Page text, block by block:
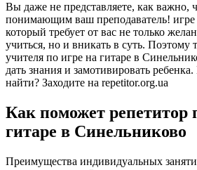
Вы даже не представляете, как
понимающим ваш преподаватель! игре
который требует от вас не только
учиться, но и вникать в суть. Поэтому
учителя по игре на гитаре в
дать знания и замотивировать ребенка.
найти? Заходите на repetitor.org.ua
Как поможет репетитор
гитаре в Синельниково
Преимущества индивидуальных